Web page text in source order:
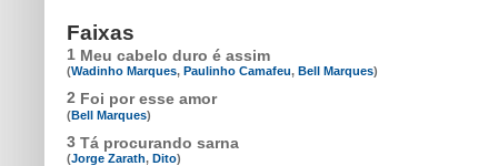
Faixas
1 Meu cabelo duro é assim
(Wadinho Marques, Paulinho Camafeu, Bell Marques)
2 Foi por esse amor
(Bell Marques)
3 Tá procurando sarna
(Jorge Zarath, Dito)